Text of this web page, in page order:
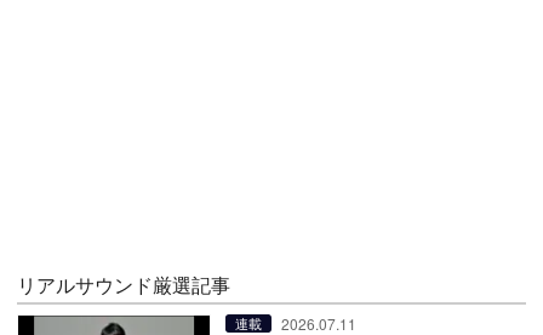
リアルサウンド厳選記事
連載 2026.07.11